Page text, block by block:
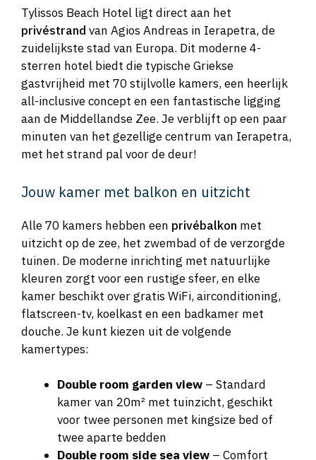
Tylissos Beach Hotel ligt direct aan het
privéstrand van Agios Andreas in Ierapetra, de
zuidelijkste stad van Europa. Dit moderne 4-
sterren hotel biedt die typische Griekse
gastvrijheid met 70 stijlvolle kamers, een heerlijk
all-inclusive concept en een fantastische ligging
aan de Middellandse Zee. Je verblijft op een paar
minuten van het gezellige centrum van Ierapetra,
met het strand pal voor de deur!
Jouw kamer met balkon en uitzicht
Alle 70 kamers hebben een privébalkon met
uitzicht op de zee, het zwembad of de verzorgde
tuinen. De moderne inrichting met natuurlijke
kleuren zorgt voor een rustige sfeer, en elke
kamer beschikt over gratis WiFi, airconditioning,
flatscreen-tv, koelkast en een badkamer met
douche. Je kunt kiezen uit de volgende
kamertypes:
Double room garden view – Standard
kamer van 20m² met tuinzicht, geschikt
voor twee personen met kingsize bed of
twee aparte bedden
Double room side sea view – Comfort